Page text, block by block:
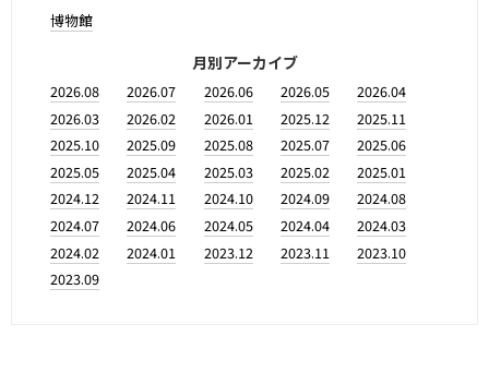
博物館
月別アーカイブ
2026.08 2026.07 2026.06 2026.05
2026.04
2026.03
2026.02 2026.01 2025.12
2025.11
2025.10
2025.09 2025.08 2025.07
2025.06
2025.05
2025.04 2025.03 2025.02
2025.01
2024.12
2024.11 2024.10 2024.09
2024.08
2024.07
2024.06 2024.05 2024.04
2024.03
2024.02
2024.01 2023.12 2023.11
2023.10
2023.09